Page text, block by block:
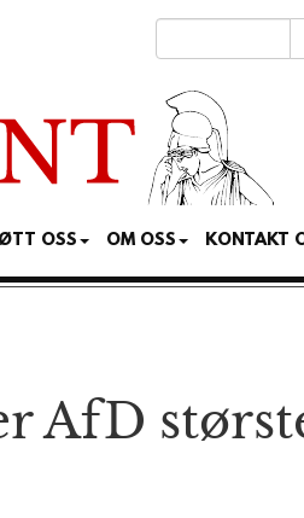
OSS OM OSS KONTAKT
AfD